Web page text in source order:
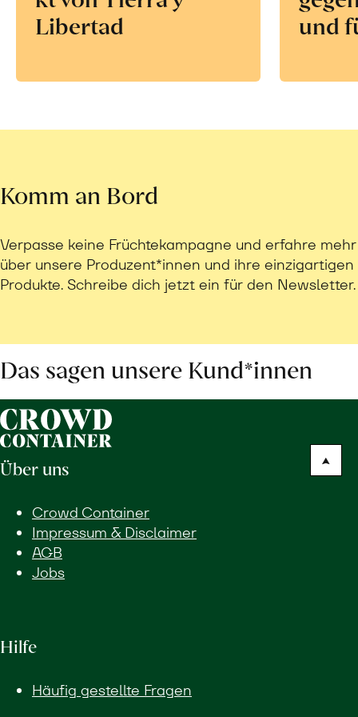
Libertad
und
Komm an Bord
Verpasse keine Früchtekampagne und erfahre mehr
über unsere Produzent*innen und ihre einzigartigen
Produkte. Schreibe dich jetzt ein für den Newsletter.
Das sagen unsere Kund*innen
Über uns
Crowd Container
Impressum & Disclaimer
AGB
Jobs
Hilfe
Häufig gestellte Fragen